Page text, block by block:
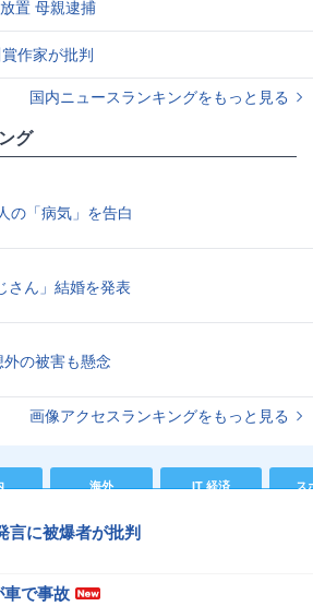
置 母親逮捕
作家が批判
国内ニュースランキングをもっと見る
グ
の「病気」を告白
さん」結婚を発表
の被害も懸念
画像アクセスランキングをもっと見る
海外 IT 経済 ス
言に被爆者が批判
で事故